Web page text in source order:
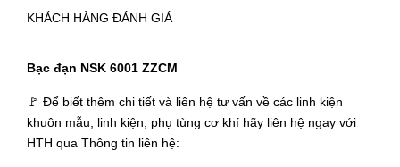
KHÁCH HÀNG ĐÁNH GIÁ
Bạc đạn NSK 6001 ZZCM
🚩 Để biết thêm chi tiết và liên hệ tư vấn về các linh kiện
khuôn mẫu, linh kiện, phụ tùng cơ khí hãy liên hệ ngay với
HTH qua Thông tin liên hệ: